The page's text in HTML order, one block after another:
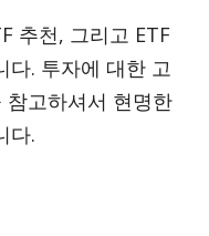
추천, 그리고 ETF
다. 투자에 대한 고
참고하셔서 현명한
다.